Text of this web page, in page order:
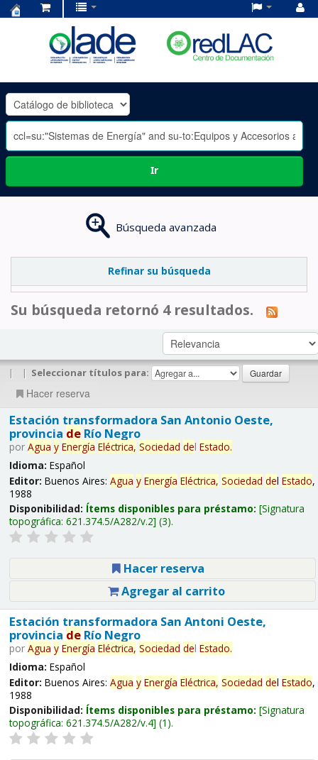
OLADE
-
Ir
Búsqueda avanzada
Refinar su búsqueda
Su búsqueda retornó 4 resultados.
| | Seleccionar títulos para:
Hacer reserva
Estación transformadora San Antonio Oeste,
provincia deRío Negro
por Agua y Energía Eléctrica, Sociedad del Estado.
Idioma: Español
Editor: Buenos Aires: Agua y Energía Eléctrica, Sociedad del Estado,
1988
Disponibilidad: Ítems disponibles para préstamo: Signatura
topográfica: 621.374.5/A282/v.2 (3).
Hacer reserva
Agregar al carrito
Estación transformadora San Antoni Oeste,
provincia deRío Negro
por Agua y Energía Eléctrica, Sociedad del Estado.
Idioma: Español
Editor: Buenos Aires: Agua y Energía Eléctrica, Sociedad del Estado,
1988
Disponibilidad: Ítems disponibles para préstamo: Signatura
topográfica: 621.374.5/A282/v.4 (1).